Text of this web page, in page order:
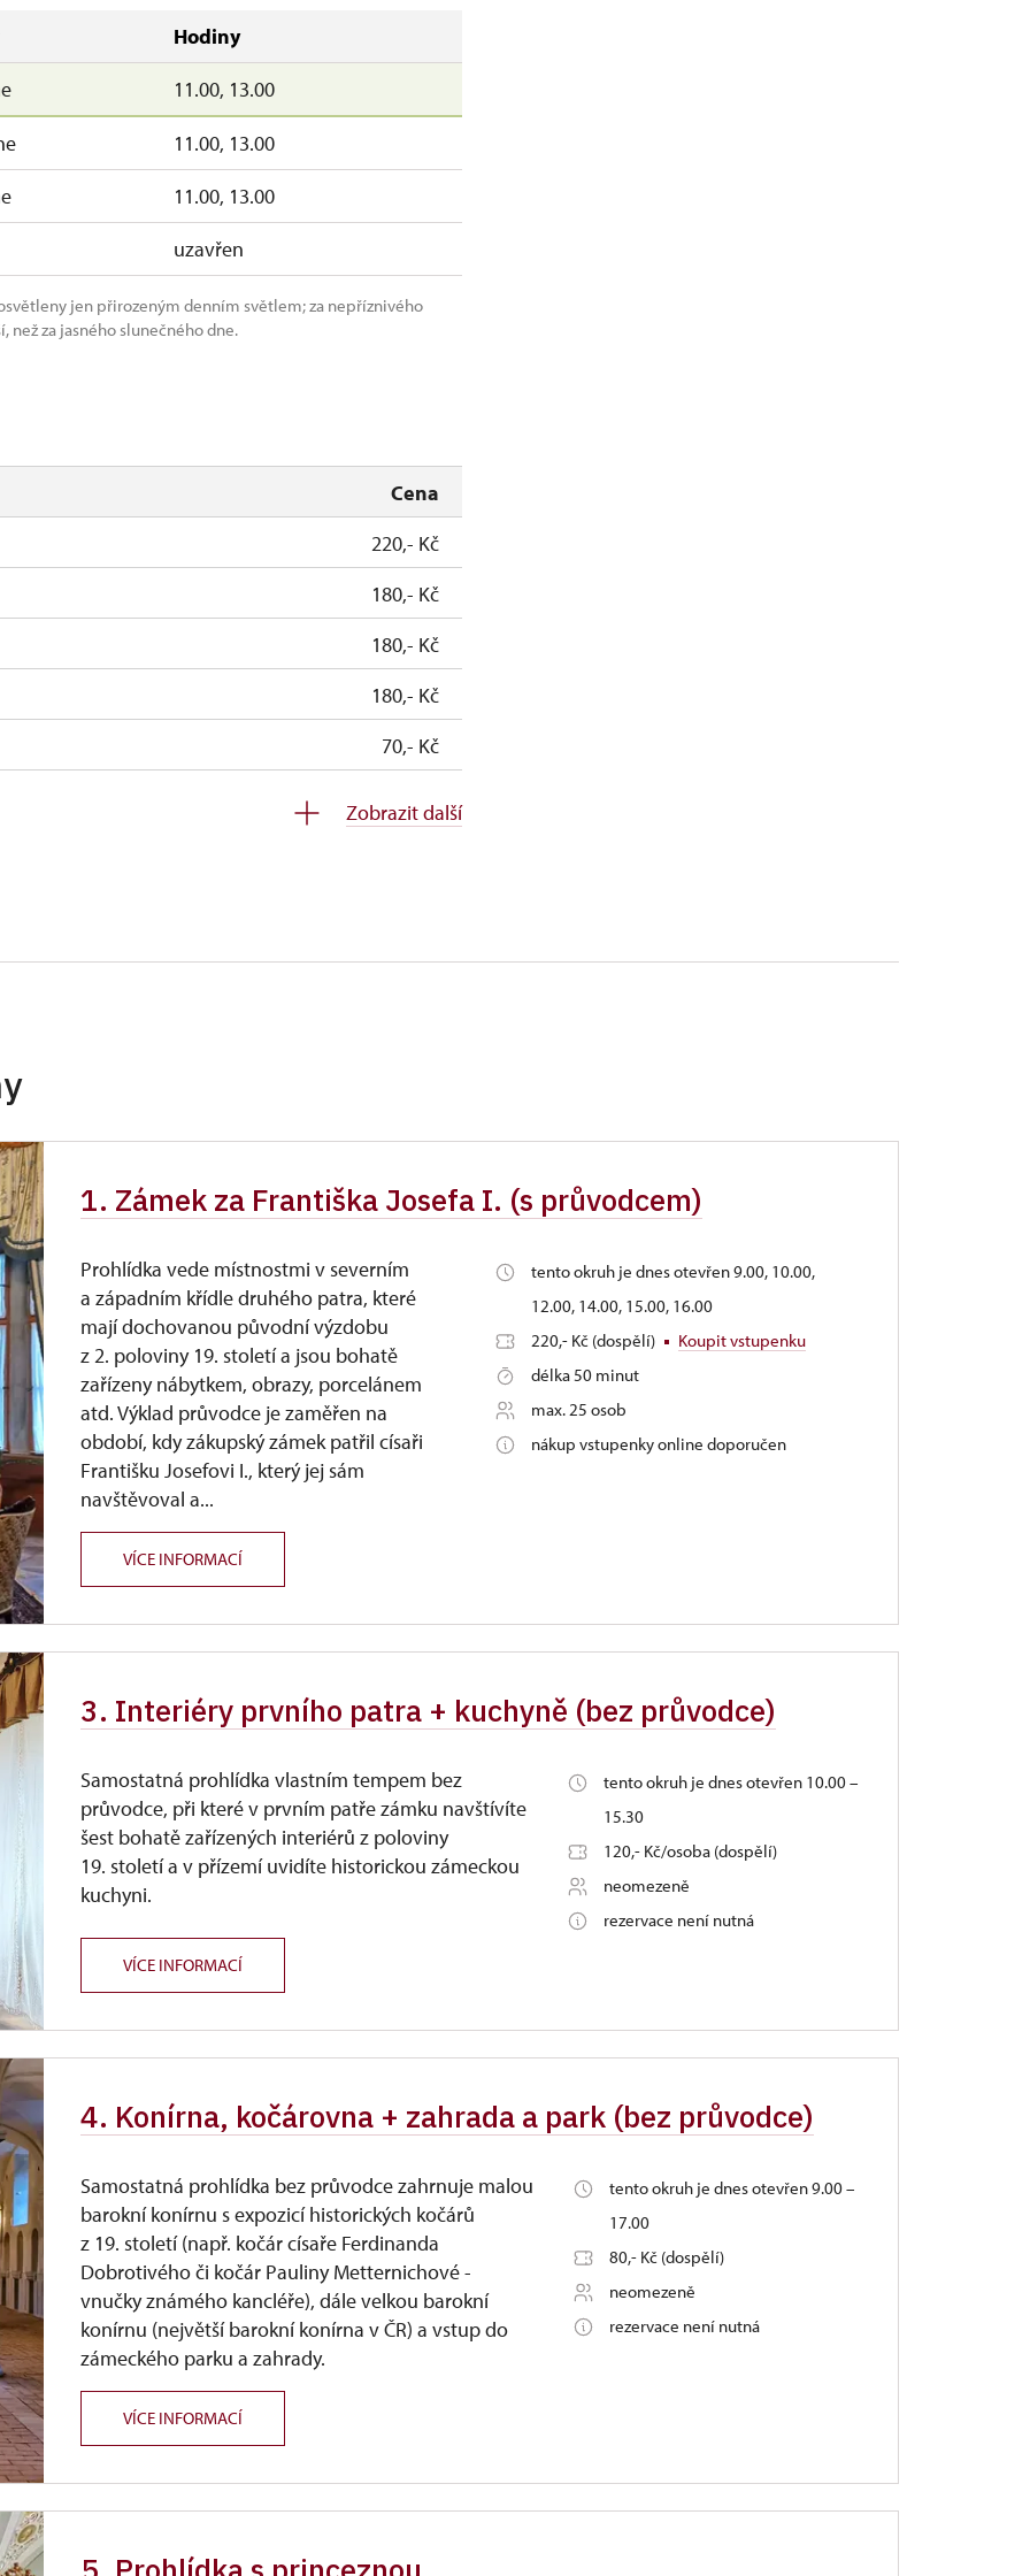
Hodiny
11.00, 13.00
11.00, 13.00
11.00, 13.00
uzavřen
jen přirozeným denním světlem; za nepříznivého
za jasného slunečného dne.
Cena
220,- Kč
180,- Kč
180,- Kč
180,- Kč
70,- Kč
příslušníci)
zdarma
zdarma
Zobrazit další
1. Zámek za Františka Josefa I. (s průvodcem)
Prohlídka vede místnostmi v severním
a západním křídle druhého patra, které
mají dochovanou původní výzdobu
z 2. poloviny 19. století a jsou bohatě
zařízeny nábytkem, obrazy, porcelánem
atd. Výklad průvodce je zaměřen na
období, kdy zákupský zámek patřil císaři
Františku Josefovi I., který jej sám
navštěvoval a...
tento okruh je dnes otevřen 9.00, 10.00,
12.00, 14.00, 15.00, 16.00
220,- Kč (dospělí)
Koupit vstupenku
délka 50 minut
max. 25 osob
nákup vstupenky online doporučen
VÍCE INFORMACÍ
3. Interiéry prvního patra + kuchyně (bez průvodce)
Samostatná prohlídka vlastním tempem bez
průvodce, při které v prvním patře zámku navštívíte
šest bohatě zařízených interiérů z poloviny
19. století a v přízemí uvidíte historickou zámeckou
kuchyni.
tento okruh je dnes otevřen 10.00 –
15.30
120,- Kč/osoba (dospělí)
neomezeně
rezervace není nutná
VÍCE INFORMACÍ
4. Konírna, kočárovna + zahrada a park (bez průvodce)
Samostatná prohlídka bez průvodce zahrnuje malou
barokní konírnu s expozicí historických kočárů
z 19. století (např. kočár císaře Ferdinanda
Dobrotivého či kočár Pauliny Metternichové -
vnučky známého kancléře), dále velkou barokní
konírnu (největší barokní konírna v ČR) a vstup do
zámeckého parku a zahrady.
tento okruh je dnes otevřen 9.00 –
17.00
80,- Kč (dospělí)
neomezeně
rezervace není nutná
VÍCE INFORMACÍ